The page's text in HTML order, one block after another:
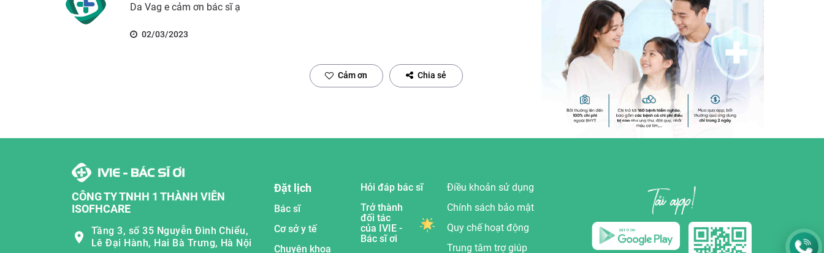
Da Vag e cảm ơn bác sĩ ạ
02/03/2023
Cảm ơn Chia sẻ
CÔNG TY TNHH 1 THÀNH VIÊN
ISOFHCARE
Tầng 3, số 35 Nguyễn Đình Chiểu,
Lê Đại Hành, Hai Bà Trưng, Hà Nội
Đặt lịch
Bác sĩ
Cơ sở y tế
Chuyên khoa
Hỏi đáp bác sĩ
Trở thành
đối tác
của IVIE -
Bác sĩ ơi
Điều khoản sử dụng
Chính sách bảo mật
Quy chế hoạt động
Trung tâm trợ giúp